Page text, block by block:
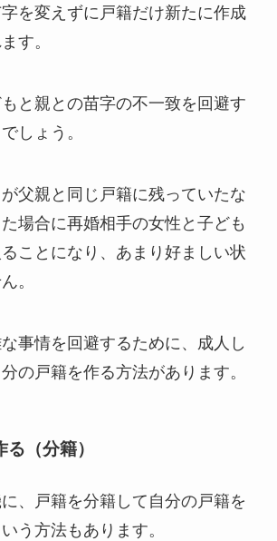
を変えずに戸籍だけ新たに作成
す。
と親との苗字の不一致を回避す
しょう。
父親と同じ戸籍に残っていたな
場合に再婚相手の女性と子ども
ことになり、あまり好ましい状
。
事情を回避するために、成人し
の戸籍を作る方法があります。
る（分籍）
、戸籍を分籍して自分の戸籍を
う方法もあります。